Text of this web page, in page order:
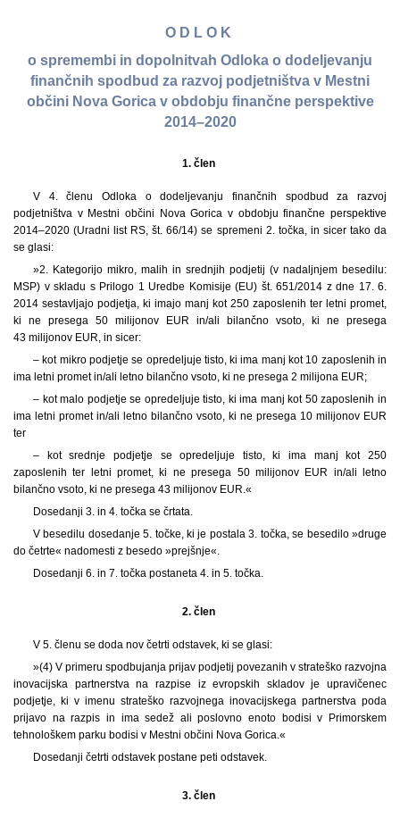
O D L O K
o spremembi in dopolnitvah Odloka o dodeljevanju
finančnih spodbud za razvoj podjetništva v Mestni
občini Nova Gorica v obdobju finančne perspektive
2014–2020
1. člen
V 4. členu Odloka o dodeljevanju finančnih spodbud za razvoj
podjetništva v Mestni občini Nova Gorica v obdobju finančne perspektive
2014–2020 (Uradni list RS, št. 66/14) se spremeni 2. točka, in sicer tako da
se glasi:
»2. Kategorijo mikro, malih in srednjih podjetij (v nadaljnjem besedilu:
MSP) v skladu s Prilogo 1 Uredbe Komisije (EU) št. 651/2014 z dne 17. 6.
2014 sestavljajo podjetja, ki imajo manj kot 250 zaposlenih ter letni promet,
ki ne presega 50 milijonov EUR in/ali bilančno vsoto, ki ne presega
43 milijonov EUR, in sicer:
– kot mikro podjetje se opredeljuje tisto, ki ima manj kot 10 zaposlenih in
ima letni promet in/ali letno bilančno vsoto, ki ne presega 2 milijona EUR;
– kot malo podjetje se opredeljuje tisto, ki ima manj kot 50 zaposlenih in
ima letni promet in/ali letno bilančno vsoto, ki ne presega 10 milijonov EUR
ter
– kot srednje podjetje se opredeljuje tisto, ki ima manj kot 250
zaposlenih ter letni promet, ki ne presega 50 milijonov EUR in/ali letno
bilančno vsoto, ki ne presega 43 milijonov EUR.«
Dosedanji 3. in 4. točka se črtata.
V besedilu dosedanje 5. točke, ki je postala 3. točka, se besedilo »druge
do četrte« nadomesti z besedo »prejšnje«.
Dosedanji 6. in 7. točka postaneta 4. in 5. točka.
2. člen
V 5. členu se doda nov četrti odstavek, ki se glasi:
»(4) V primeru spodbujanja prijav podjetij povezanih v strateško razvojna
inovacijska partnerstva na razpise iz evropskih skladov je upravičenec
podjetje, ki v imenu strateško razvojnega inovacijskega partnerstva poda
prijavo na razpis in ima sedež ali poslovno enoto bodisi v Primorskem
tehnološkem parku bodisi v Mestni občini Nova Gorica.«
Dosedanji četrti odstavek postane peti odstavek.
3. člen